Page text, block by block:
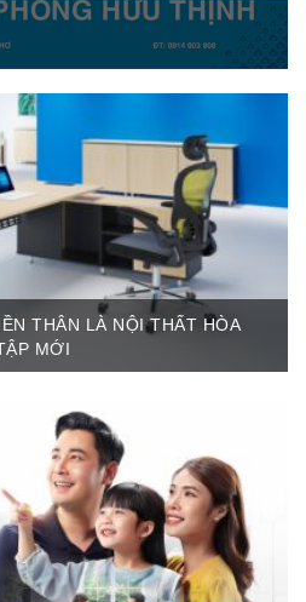
Là nơi trưng bày và cung cấp
phòng, ghế xoay văn phòng, tủ hồ
Thất Hòa Phát( Nội thất The
THÂN LÀ NỘI THẤT HÒA
MỚI
về việc thay đổi thương hiệu Nội